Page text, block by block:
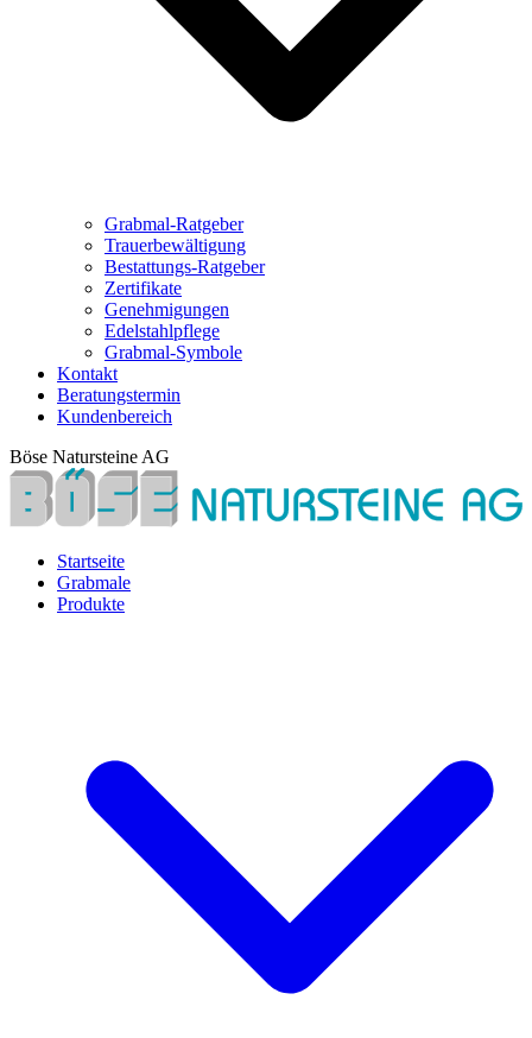
Grabmal-Ratgeber
Trauerbewältigung
Bestattungs-Ratgeber
Zertifikate
Genehmigungen
Edelstahlpflege
Grabmal-Symbole
Kontakt
Beratungstermin
Kundenbereich
Böse Natursteine AG
Startseite
Grabmale
Produkte